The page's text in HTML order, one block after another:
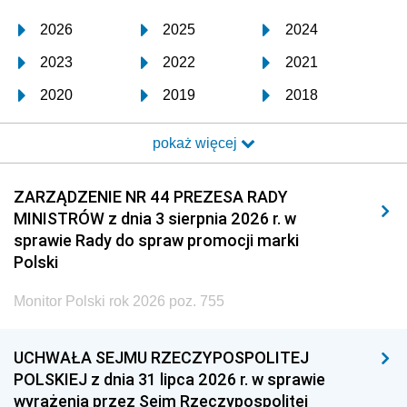
2026 2025 2024
2023 2022 2021
2020 2019 2018
2017 2016 2015
2014 2013 2012
2011 2010 2009
2008 2007 2006
2005
1996 1995 1994
1993 1992 1991
pokaż więcej
ZARZĄDZENIE NR 44 PREZESA RADY
MINISTRÓW z dnia 3 sierpnia 2026 r. w
sprawie Rady do spraw promocji marki
Polski
Monitor Polski rok 2026 poz. 755
UCHWAŁA SEJMU RZECZYPOSPOLITEJ
POLSKIEJ z dnia 31 lipca 2026 r. w sprawie
wyrażenia przez Sejm Rzeczypospolitej